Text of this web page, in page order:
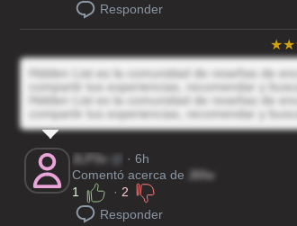
Responder
Hidden List es la comunidad de reseñas de
compartir tus experiencias, recomendar y
Hidden List es la comunidad de reseñas de
compartir tus experiencias, recomendar y
JLP3v
· 6h
Comentó acerca de
J6fw
1
· 2
Responder